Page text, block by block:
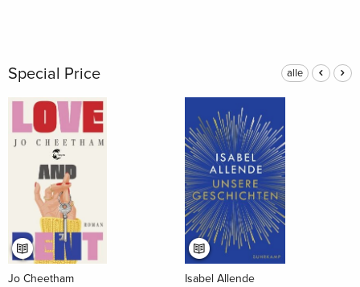
Special Price alle
Jo Cheetham Isabel Allende